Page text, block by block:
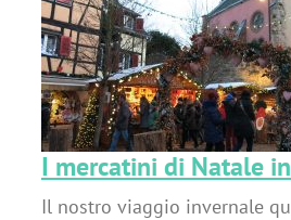
I mercatini di Natale
Il nostro viaggio invernale